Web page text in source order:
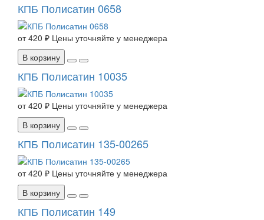
КПБ Полисатин 0658
от 420 ₽ Цены уточняйте у менеджера
В корзину
КПБ Полисатин 10035
от 420 ₽ Цены уточняйте у менеджера
В корзину
КПБ Полисатин 135-00265
от 420 ₽ Цены уточняйте у менеджера
В корзину
КПБ Полисатин 149